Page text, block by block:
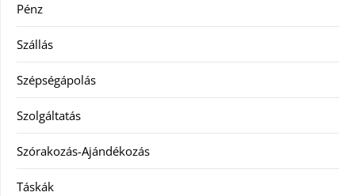
Pénz
Szállás
Szépségápolás
Szolgáltatás
Szórakozás-Ajándékozás
Táskák